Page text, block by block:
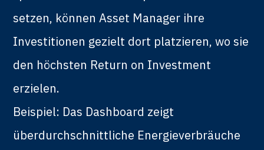
setzen, können Asset Manager ihre
Investitionen gezielt dort platzieren, wo sie
den höchsten Return on Investment
erzielen.
Beispiel: Das Dashboard zeigt
überdurchschnittliche Energieverbräuche